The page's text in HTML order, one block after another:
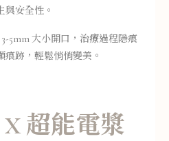
與安全性。
5mm 大小開口，治療過程隱痕
痕跡，輕鬆悄悄變美。
超能電漿